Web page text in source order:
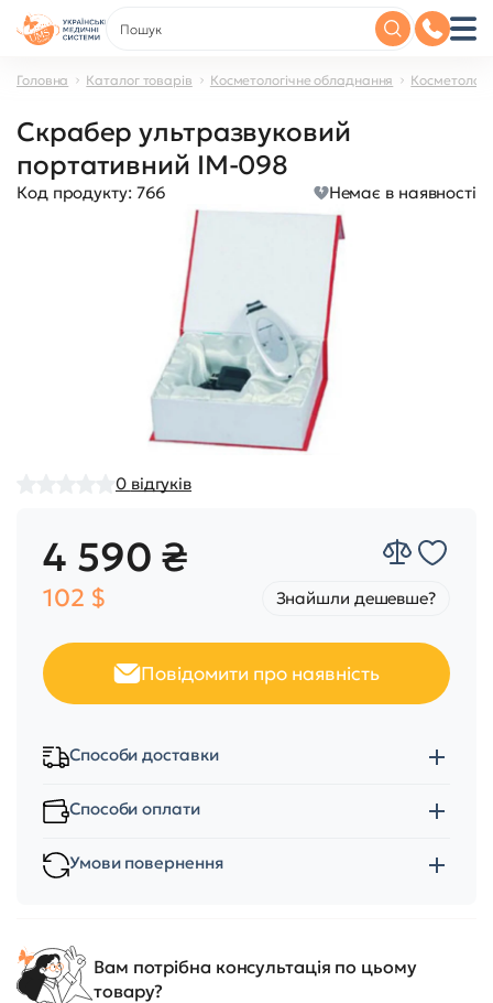
Головна Каталог товарів Косметологічне обладнання
Скрабер ультразвуковий
портативний IM-098
Код продукту: 766 Немає в наявності
0 відгуків
4 590 ₴
102 $ Знайшли дешевше?
Повідомити про наявність
Способи доставки
Способи оплати
Умови повернення
Вам потрібна консультація по цьому
товару?